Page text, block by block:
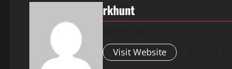
rkhunt
Visit Website